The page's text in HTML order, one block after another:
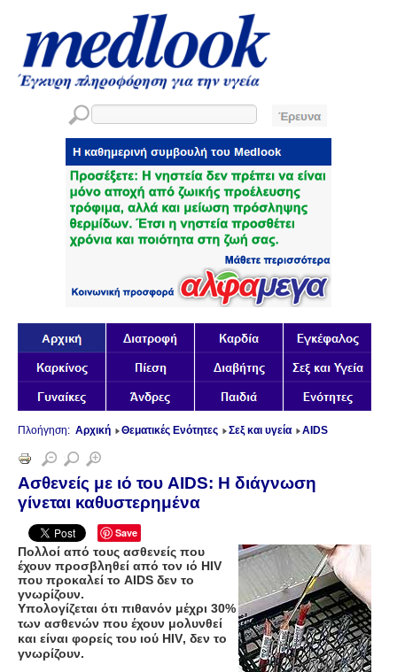
Πλοήγηση: Αρχική Θεματικές Ενότητες Σεξ και υγεία AIDS
Ασθενείς με ιό του AIDS: Η διάγνωση
γίνεται καθυστερημένα
Save
Πολλοί από τους ασθενείς που
έχουν προσβληθεί από τον ιό HIV
που προκαλεί το AIDS δεν το
γνωρίζουν.
Υπολογίζεται ότι πιθανόν μέχρι 30%
των ασθενών που έχουν μολυνθεί
και είναι φορείς του ιού HIV, δεν το
γνωρίζουν.